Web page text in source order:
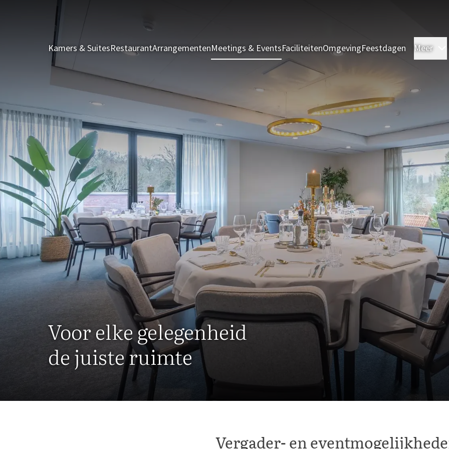
Kamers & SuitesRestaurantArrangementenMeetings & EventsFaciliteitenOmgevingFeestdagen Meer
Voor elke gelegenheid
de juiste ruimte
Vergader- en